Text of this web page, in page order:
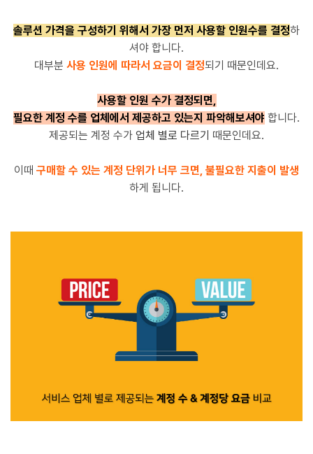
솔루션 가격을 구성하기 위해서 가장 먼저 사용할 인원수를 결정하
셔야 합니다.
대부분 사용 인원에 따라서 요금이 결정되기 때문인데요.
사용할 인원 수가 결정되면,
필요한 계정 수를 업체에서 제공하고 있는지 파악해보셔야 합니다.
제공되는 계정 수가 업체 별로 다르기 때문인데요.
이때 구매할 수 있는 계정 단위가 너무 크면, 불필요한 지출이 발생
하게 됩니다.